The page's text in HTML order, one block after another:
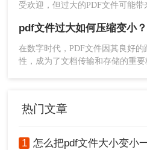
4、在软件界面右侧设置压
受欢迎，但过大的PDF文件可能
么压缩变小呢？本文将介绍三种实
轻松减小PDF文件大小。
在数字时代，PDF文件因其良好
性，成为了文档传输和存储的重要
方法，帮助您轻松应对这一问题。
热门文章
1 怎么把pdf文件大小变小一点？